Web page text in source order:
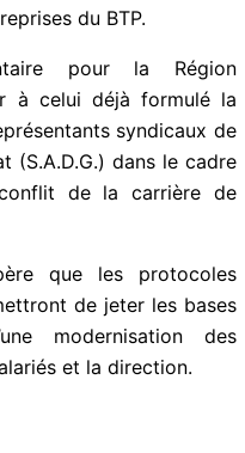
du BTP.
pour la Région
à celui déjà formulé la
syndicaux de
(S.A.D.G.) dans le cadre
de la carrière de
que les protocoles
de jeter les bases
modernisation des
et la direction.